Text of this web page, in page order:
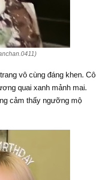
vô cùng đáng khen. Cô
quai xanh mảnh mai.
cảm thấy ngưỡng mộ